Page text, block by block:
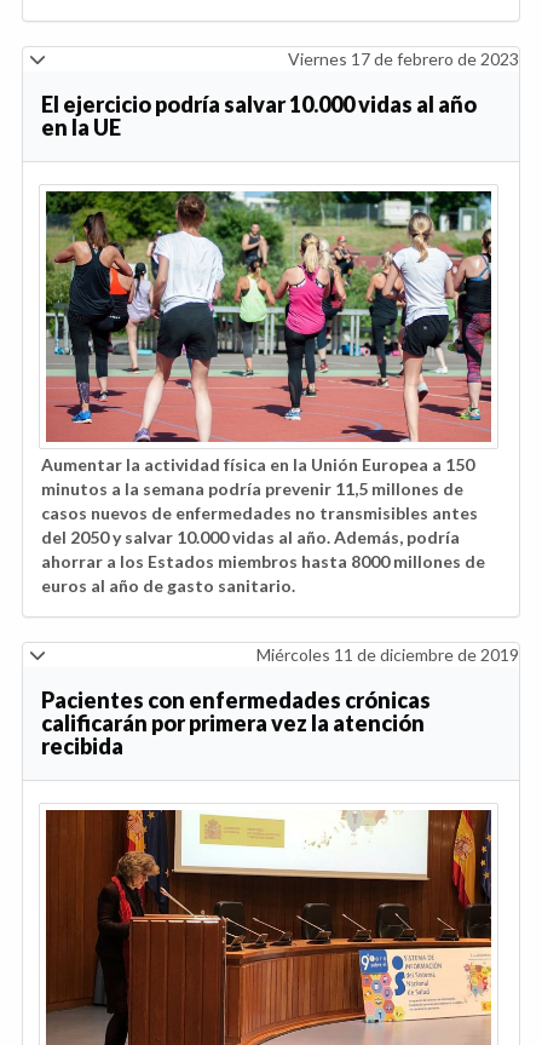
Viernes 17 de febrero de 2023
El ejercicio podría salvar 10.000 vidas al año
en la UE
Aumentar la actividad física en la Unión Europea a 150
minutos a la semana podría prevenir 11,5 millones de
casos nuevos de enfermedades no transmisibles antes
del 2050 y salvar 10.000 vidas al año. Además, podría
ahorrar a los Estados miembros hasta 8000 millones de
euros al año de gasto sanitario.
Miércoles 11 de diciembre de 2019
Pacientes con enfermedades crónicas
calificarán por primera vez la atención
recibida